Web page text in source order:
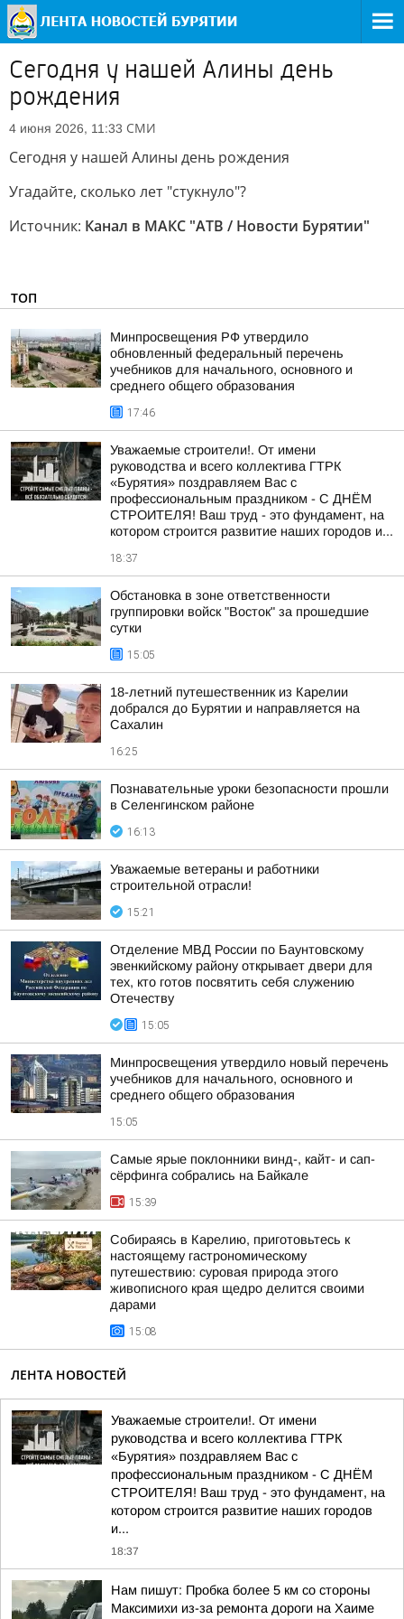
Сегодня у нашей Алины день
рождения
4 июня 2026, 11:33 СМИ
Сегодня у нашей Алины день рождения
Угадайте, сколько лет "стукнуло"?
Источник: Канал в МАКС "АТВ / Новости Бурятии"
ТОП
Минпросвещения РФ утвердило
обновленный федеральный перечень
учебников для начального, основного и
среднего общего образования
17:46
Уважаемые строители!. От имени
руководства и всего коллектива ГТРК
«Бурятия» поздравляем Вас с
профессиональным праздником - С ДНЁМ
СТРОИТЕЛЯ! Ваш труд - это фундамент, на
котором строится развитие наших городов и...
18:37
Обстановка в зоне ответственности
группировки войск "Восток" за прошедшие
сутки
15:05
18-летний путешественник из Карелии
добрался до Бурятии и направляется на
Сахалин
16:25
Познавательные уроки безопасности прошли
в Селенгинском районе
16:13
Уважаемые ветераны и работники
строительной отрасли!
15:21
Отделение МВД России по Баунтовскому
эвенкийскому району открывает двери для
тех, кто готов посвятить себя служению
Отечеству
15:05
Минпросвещения утвердило новый перечень
учебников для начального, основного и
среднего общего образования
15:05
Самые ярые поклонники винд-, кайт- и сап-
сёрфинга собрались на Байкале
15:39
Собираясь в Карелию, приготовьтесь к
настоящему гастрономическому
путешествию: суровая природа этого
живописного края щедро делится своими
дарами
15:08
ЛЕНТА НОВОСТЕЙ
Уважаемые строители!. От имени
руководства и всего коллектива ГТРК
«Бурятия» поздравляем Вас с
профессиональным праздником - С ДНЁМ
СТРОИТЕЛЯ! Ваш труд - это фундамент, на
котором строится развитие наших городов
и...
18:37
Нам пишут: Пробка более 5 км со стороны
Максимихи из-за ремонта дороги на Хаиме